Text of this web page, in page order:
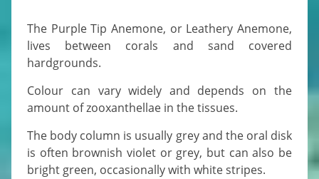
The Purple Tip Anemone, or Leathery Anemone,
lives between corals and sand covered
hardgrounds.
Colour can vary widely and depends on the
amount of zooxanthellae in the tissues.
The body column is usually grey and the oral disk
is often brownish violet or grey, but can also be
bright green, occasionally with white stripes.